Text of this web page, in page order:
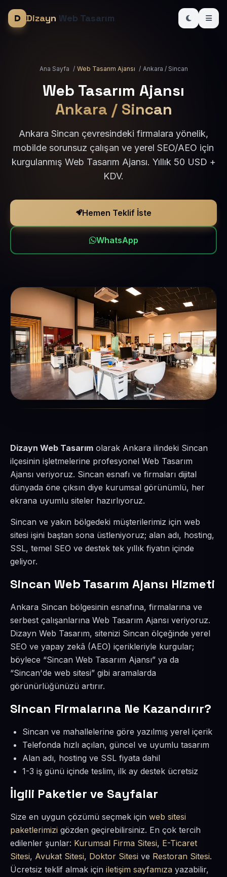
Dizayn Web Tasarım
Ana Sayfa / Web Tasarım Ajansı / Ankara / Sincan
Web Tasarım Ajansı
Ankara / Sincan
Ankara Sincan çevresindeki firmalara yönelik,
mobilde sorunsuz çalışan ve yerel SEO/AEO için
kurgulanmış Web Tasarım Ajansı. Yıllık 50 USD +
KDV.
Hemen Teklif İste
WhatsApp
Dizayn Web Tasarım olarak Ankara ilindeki Sincan
ilçesinin işletmelerine profesyonel Web Tasarım
Ajansı veriyoruz. Sincan esnafı ve firmaları dijital
dünyada öne çıksın diye kurumsal görünümlü, her
ekrana uyumlu siteler hazırlıyoruz.
Sincan ve yakın bölgedeki müşterilerimiz için web
sitesi işini baştan sona üstleniyoruz; alan adı, hosting,
SSL, temel SEO ve destek tek yıllık fiyatın içinde
geliyor.
Sincan Web Tasarım Ajansı Hizmeti
Ankara Sincan bölgesinin esnafına, firmalarına ve
serbest çalışanlarına Web Tasarım Ajansı veriyoruz.
Dizayn Web Tasarım, sitenizi Sincan ölçeğinde yerel
SEO ve yapay zekâ (AEO) içerikleriyle kurgular;
böylece “Sincan Web Tasarım Ajansı” ya da
“Sincan'de web sitesi” gibi aramalarda
görünürlüğünüzü artırır.
Sincan Firmalarına Ne Kazandırır?
Sincan ve mahallelerine göre yazılmış yerel içerik
Telefonda hızlı açılan, güncel ve uyumlu tasarım
Alan adı, hosting ve SSL fiyata dahil
1-3 iş günü içinde teslim, ilk ay destek ücretsiz
İlgili Paketler ve Sayfalar
Size en uygun çözümü seçmek için web sitesi
paketlerimizi gözden geçirebilirsiniz. En çok tercih
edilenler şunlar: Kurumsal Firma Sitesi, E-Ticaret
Sitesi, Avukat Sitesi, Doktor Sitesi ve Restoran Sitesi.
Ücretsiz teklif almak için iletişim sayfamıza yazabilir,